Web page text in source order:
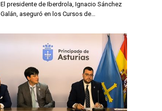
El presidente de Iberdrola, Ignacio Sánchez
Galán, aseguró en los Cursos de…